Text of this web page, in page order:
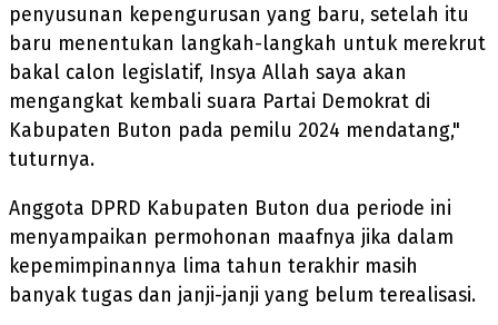
penyusunan kepengurusan yang baru, setelah itu
baru menentukan langkah-langkah untuk merekrut
bakal calon legislatif, Insya Allah saya akan
mengangkat kembali suara Partai Demokrat di
Kabupaten Buton pada pemilu 2024 mendatang,"
tuturnya.
Anggota DPRD Kabupaten Buton dua periode ini
menyampaikan permohonan maafnya jika dalam
kepemimpinannya lima tahun terakhir masih
banyak tugas dan janji-janji yang belum terealisasi.